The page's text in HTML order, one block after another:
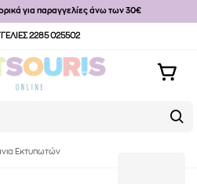
για παραγγελίες άνω των 30€
2285 025502
Εκτυπωτών